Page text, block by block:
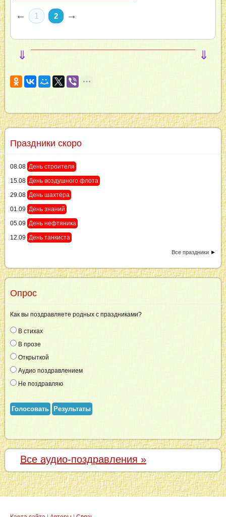
← 1 2 →
⇓ ⇓
Праздники скоро
08.08 День строителя
15.08 День воздушного флота
29.08 День шахтёра
01.09 День знаний
05.09 День нефтяника
12.09 День танкиста
Все праздники ►
Опрос
Как вы поздравляете родных с праздниками?
В стихах
В прозе
Открыткой
Аудио поздравлением
Не поздравляю
Голосовать Результаты
Все аудио-поздравления »